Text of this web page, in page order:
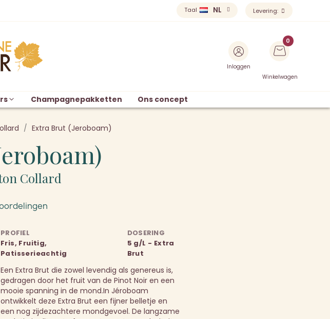
Taal NL Levering:
Inloggen
Winkelwagen
Champagnepakketten Ons concept
Extra Brut (Jeroboam)
Collard
PROFIEL
Fris, Fruitig,
Patisserieachtig
DOSERING
5 g/L - Extra
Brut
Een Extra Brut die zowel levendig als genereus is,
gedragen door het fruit van de Pinot Noir en een
mooie spanning in de mond.In Jéroboam
ontwikkelt deze Extra Brut een fijner belletje en
een nog zijdezachtere mondgevoel. De langzame